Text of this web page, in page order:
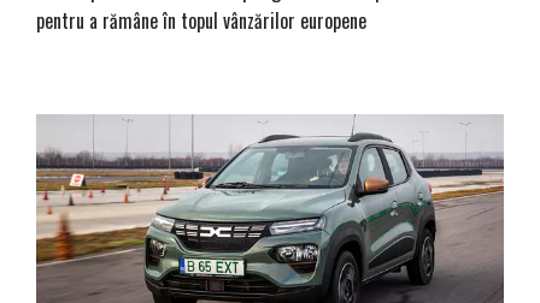
pentru a rămâne în topul vânzărilor europene